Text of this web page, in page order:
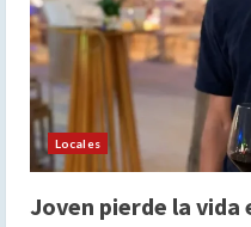
Locales
Joven pierde la vida